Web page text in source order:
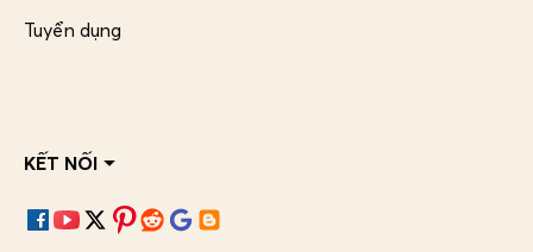
Tuyển dụng
KẾT NỐI